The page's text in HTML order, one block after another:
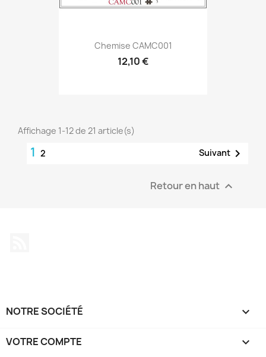
Chemise CAMC001
12,10 €
Affichage 1-12 de 21 article(s)
1 2 Suivant 
Retour en haut 
NOTRE SOCIÉTÉ 
VOTRE COMPTE 